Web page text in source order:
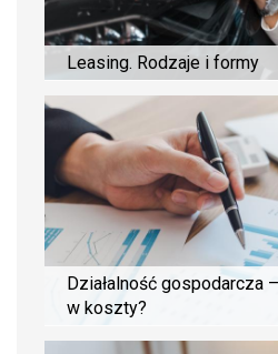
Leasing. Rodzaje i formy
Działalność gospodarcza
w koszty?